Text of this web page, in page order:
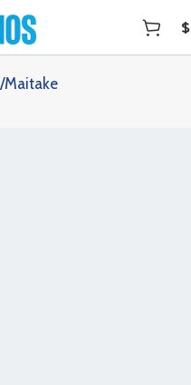
$
Maitake